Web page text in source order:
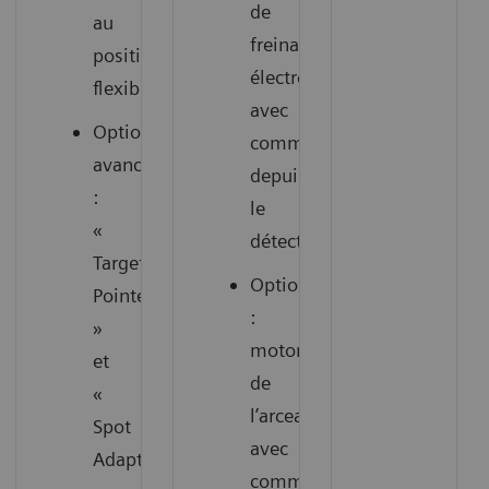
au
positionnement
flexible.
Options
avancées
:
«
Target
Pointer
»
et
«
Spot
Adapt
de
freinage
électromagnétique
avec
commande
depuis
le
détecteur.
Option
:
motorisation
de
l’arceau
avec
commandes